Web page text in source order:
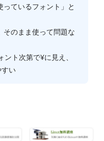
っているフォント」と
そのまま使って問題な
ト次第で¥に見え、
い